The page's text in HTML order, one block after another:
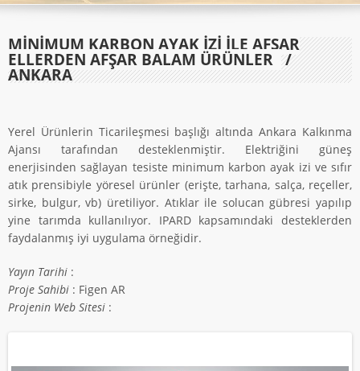
MİNİMUM KARBON AYAK İZİ İLE AFŞAR
ELLERDEN AFŞAR BALAM ÜRÜNLER /
ANKARA
Yerel Ürünlerin Ticarileşmesi başlığı altında Ankara Kalkınma
Ajansı tarafından desteklenmiştir. Elektriğini güneş
enerjisinden sağlayan tesiste minimum karbon ayak izi ve sıfır
atık prensibiyle yöresel ürünler (erişte, tarhana, salça, reçeller,
sirke, bulgur, vb) üretiliyor. Atıklar ile solucan gübresi yapılıp
yine tarımda kullanılıyor. IPARD kapsamındaki desteklerden
faydalanmış iyi uygulama örneğidir.
Yayın Tarihi :
Proje Sahibi : Figen AR
Projenin Web Sitesi :